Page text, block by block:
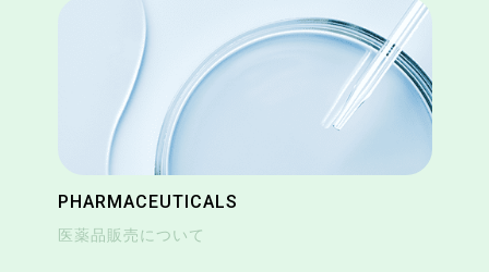
PHARMACEUTICALS
医薬品販売について